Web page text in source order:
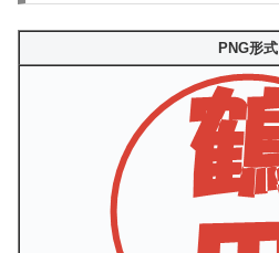
PNG形式